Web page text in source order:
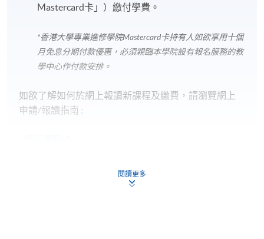
Mastercard卡」）繳付學費。
*香港大學專業進修學院Mastercard卡持有人如欲享用十個
月免息分期付款優惠，必須親臨本學院設有報名服務的教
學中心作付款安排。
如欲了解如何於網上報讀新課程及繳費，請瀏覽網上
申請/報讀指南 :
閱讀更多